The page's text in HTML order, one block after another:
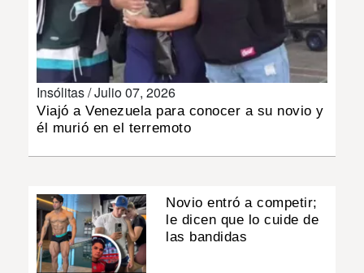
Insólitas /Julio 07, 2026
Viajó a Venezuela para conocer a su novio y
él murió en el terremoto
Novio entró a competir;
le dicen que lo cuide de
las bandidas